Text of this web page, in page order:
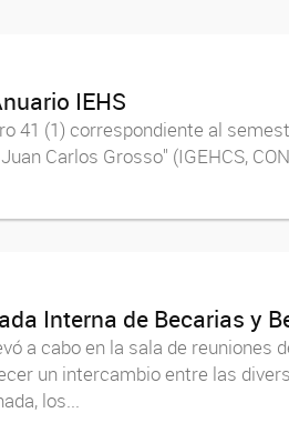
IEHS
41 (1) correspondiente al
Carlos Grosso" (IGEHCS,
Interna de Becarias y
a cabo en la sala de
un intercambio entre las
los...